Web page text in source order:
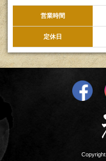
営業時間
定休日